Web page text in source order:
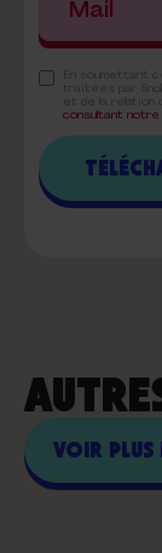
consultant
VOIR PLUS